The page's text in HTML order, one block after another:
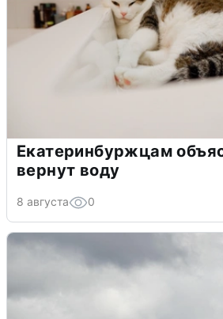
Екатеринбуржцам
вернут воду
8 августа 0